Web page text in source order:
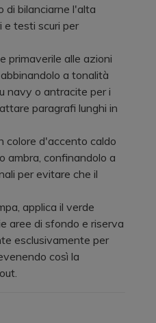
di bilanciarne l'alta
e testi scuri per
alle azioni
a tonalità
navy o antracite per i
paragrafi lunghi in
colore d'accento caldo
ambra, confinandolo a
per evitare che il
applica il verde
aree di sfondo e riserva
esclusivamente per
così la